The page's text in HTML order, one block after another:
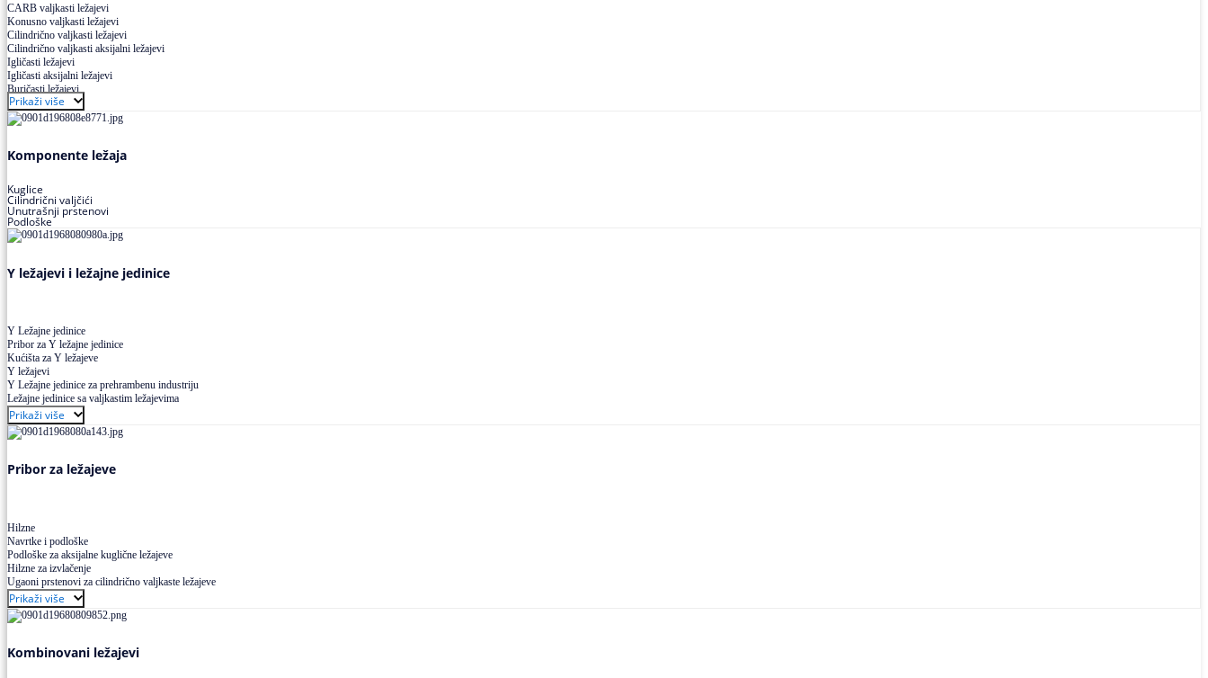
CARB valjkasti ležajevi
Konusno valjkasti ležajevi
Cilindrično valjkasti ležajevi
Cilindrično valjkasti aksijalni ležajevi
Igličasti ležajevi
Igličasti aksijalni ležajevi
Buričasti ležajevi
Buričasti zaptiveni ležajevi
Buričasti aksijalni ležajevi
Prikaži više
Komponente ležaja
Kuglice
Cilindrični valjčići
Unutrašnji prstenovi
Podloške
Y ležajevi i ležajne jedinice
Y Ležajne jedinice
Pribor za Y ležajne jedinice
Kućišta za Y ležajeve
Y ležajevi
Y Ležajne jedinice za prehrambenu industriju
Ležajne jedinice sa valjkastim ležajevima
Prikaži više
Pribor za ležajeve
Hilzne
Navrtke i podloške
Podloške za aksijalne kuglične ležajeve
Hilzne za izvlačenje
Ugaoni prstenovi za cilindrično valjkaste ležajeve
Prikaži više
Kombinovani ležajevi